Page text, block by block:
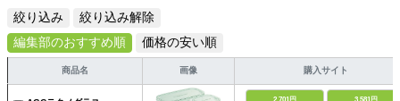
絞り込み
絞り込み解除
編集部のおすすめ順
価格の安い順
商品名 画像 購入サイト